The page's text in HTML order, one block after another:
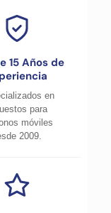
15 Años de
en
para
móviles
2009.